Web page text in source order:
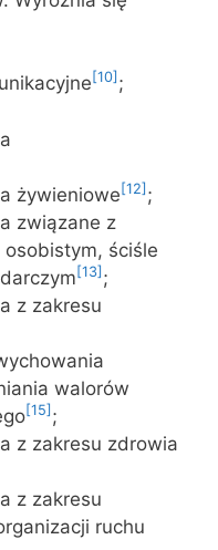
[10] ;
żywieniowe[12] ;
związane z
ściśle
[13] ;
z zakresu
walorów
[15] ;
z zakresu zdrowia
z zakresu
ruchu